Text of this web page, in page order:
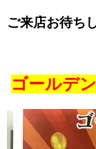
ご来店お待ち
ゴールデ